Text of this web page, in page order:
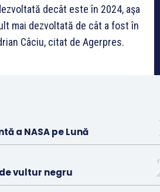
decât este în 2024, aşa
mai dezvoltată de cât a fost în
Câciu, citat de Agerpres.
a NASA pe Lună
vultur negru